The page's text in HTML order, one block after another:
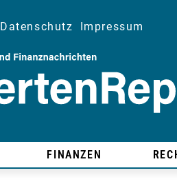
Datenschutz Impressum
FINANZEN